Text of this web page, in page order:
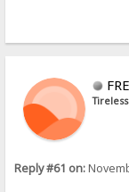
Reply #61 on: